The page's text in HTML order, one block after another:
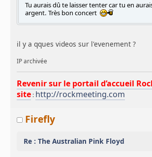
Tu aurais dû te laisser tenter car tu en
argent. Très bon concert
il y a qques videos sur l'evenement ?
IP archivée
Revenir sur le portail d’accueil
site : http://rockmeeting.com
Firefly
Re : The Australian Pink Floyd